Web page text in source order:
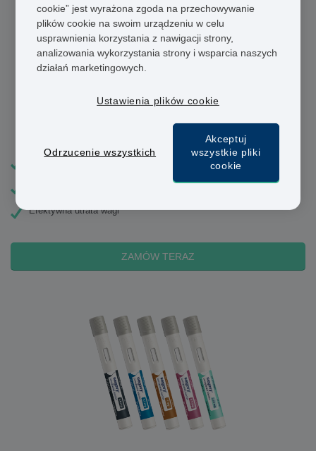
Mounjaro
Cotygodniowe wstrzyknięcie
Efektywna utrata wagi
ZAMÓW TERAZ
cookie” jest wyrażona zgoda na przechowywanie
plików cookie na swoim urządzeniu w celu
usprawnienia korzystania z nawigacji strony,
analizowania wykorzystania strony i wsparcia naszych
działań marketingowych.
Ustawienia plików cookie
Odrzucenie wszystkich
Akceptuj
wszystkie pliki
cookie